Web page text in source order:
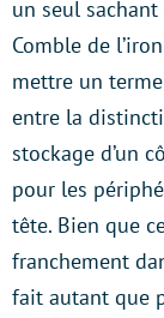
un seul
Comble de
mettre un
entre la
stockage d’un
pour les
tête. Bien que
franchement
fait autant que